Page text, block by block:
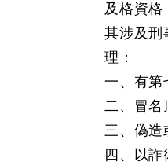
及格資格
其涉及刑
理：
一、有第
二、冒名
三、偽造
四、以